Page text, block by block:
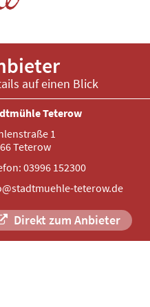
auf einen Blick
Teterow
1
Teterow
03996 152300
teterow.de
Direkt zum Anbieter